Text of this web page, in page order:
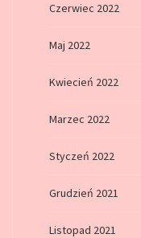
Czerwiec 2022
Maj 2022
Kwiecień 2022
Marzec 2022
Styczeń 2022
Grudzień 2021
Listopad 2021